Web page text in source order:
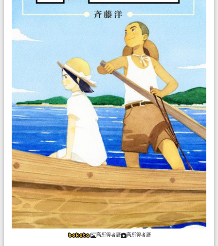
高所得者層 高所得者層